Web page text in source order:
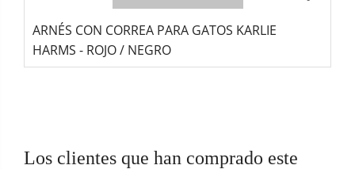
ARNÉS CON CORREA PARA GATOS KARLIE
HARMS - ROJO / NEGRO
Los clientes que han comprado este